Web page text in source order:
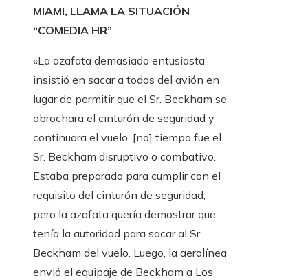
MIAMI, LLAMA LA SITUACIÓN
“COMEDIA HR”
«La azafata demasiado entusiasta
insistió en sacar a todos del avión en
lugar de permitir que el Sr. Beckham se
abrochara el cinturón de seguridad y
continuara el vuelo. [no] tiempo fue el
Sr. Beckham disruptivo o combativo.
Estaba preparado para cumplir con el
requisito del cinturón de seguridad,
pero la azafata quería demostrar que
tenía la autoridad para sacar al Sr.
Beckham del vuelo. Luego, la aerolínea
envió el equipaje de Beckham a Los